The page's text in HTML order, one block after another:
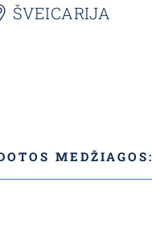
ŠVEICARIJA
MEDŽIAGOS: